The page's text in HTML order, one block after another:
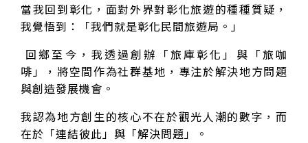
當我回到彰化，面對外界對彰化旅遊的種種質疑，
我覺悟到：「我們就是彰化民間旅遊局。」
回鄉至今，我透過創辦「旅庫彰化」與「旅咖
啡」，將空間作為社群基地，專注於解決地方問題
與創造發展機會。
我認為地方創生的核心不在於觀光人潮的數字，而
在於「連結彼此」與「解決問題」。